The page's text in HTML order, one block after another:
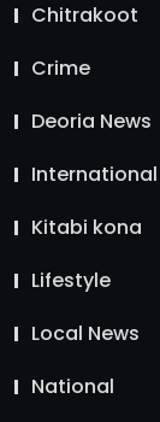
Chitrakoot
Crime
Deoria News
International
Kitabi kona
Lifestyle
Local News
National